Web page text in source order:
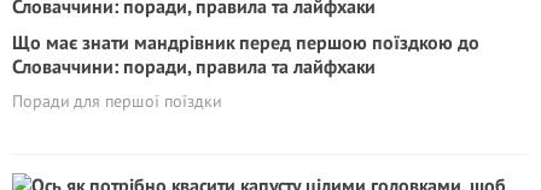
Що має знати мандрівник перед першою поїздкою до
Словаччини: поради, правила та лайфхаки
Поради для першої поїздки